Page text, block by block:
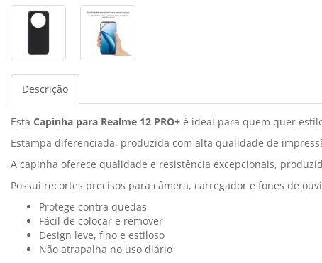
Descrição
Esta Capinha para Realme 12 PRO+ é ideal para quem quer
Estampa diferenciada, produzida com alta qualidade de
A capinha oferece qualidade e resistência excepcionais,
Possui recortes precisos para câmera, carregador e fones de
Protege contra quedas
Fácil de colocar e remover
Design leve, fino e estiloso
Não atrapalha no uso diário